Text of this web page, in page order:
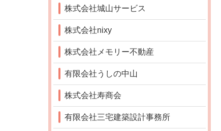
株式会社城山サービス
株式会社nixy
株式会社メモリー不動産
有限会社うしの中山
株式会社寿商会
有限会社三宅建築設計事務所